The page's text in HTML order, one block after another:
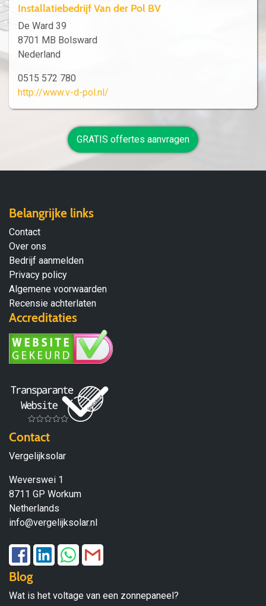
Installatiebedrijf Van der Pol BV
De Ward 39
8701 MB Bolsward
Nederland
0515 572 780
http://www.v-d-pol.nl/
GRATIS offertes aanvragen
Belangrijke links
Contact
Over ons
Bedrijf aanmelden
Privacy policy
Algemene voorwaarden
Recensie achterlaten
Accreditaties
Contact
Vergelijksolar
Weverswei 1
8711 GP Workum
Netherlands
info@vergelijksolar.nl
Blog
Wat is het voltage van een zonnepaneel?